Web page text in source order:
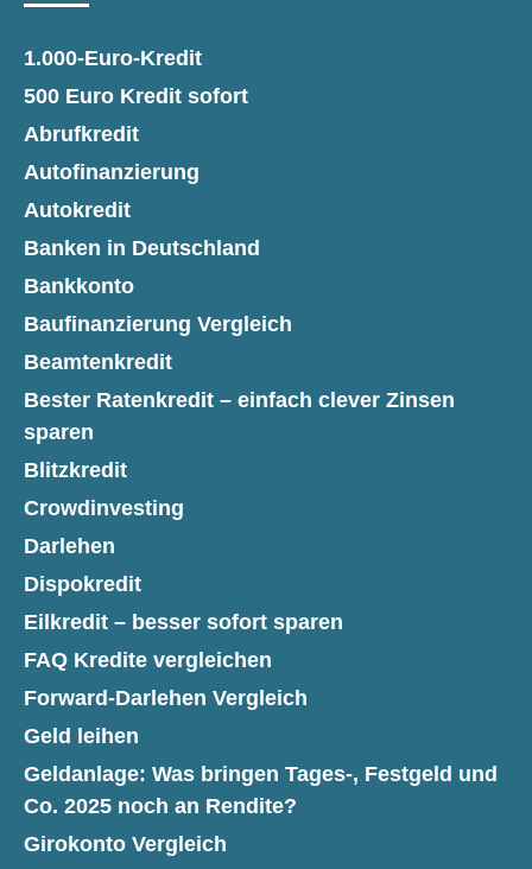
1.000-Euro-Kredit
500 Euro Kredit sofort
Abrufkredit
Autofinanzierung
Autokredit
Banken in Deutschland
Bankkonto
Baufinanzierung Vergleich
Beamtenkredit
Bester Ratenkredit – einfach clever Zinsen
sparen
Blitzkredit
Crowdinvesting
Darlehen
Dispokredit
Eilkredit – besser sofort sparen
FAQ Kredite vergleichen
Forward-Darlehen Vergleich
Geld leihen
Geldanlage: Was bringen Tages-, Festgeld und
Co. 2025 noch an Rendite?
Girokonto Vergleich